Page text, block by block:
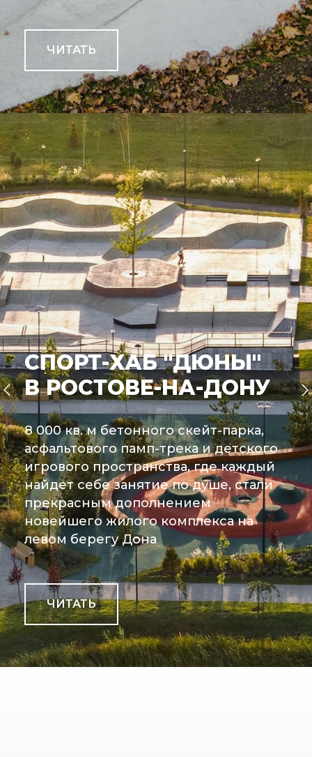
ЧИТАТЬ
СПОРТ-ХАБ "ДЮНЫ"
В РОСТОВЕ-НА-ДОНУ
8 000 кв. м бетонного скейт-парка,
асфальтового памп-трека и детского
игрового пространства, где каждый
найдет себе занятие по душе, стали
прекрасным дополнением
новейшего жилого комплекса на
левом берегу Дона
ЧИТАТЬ